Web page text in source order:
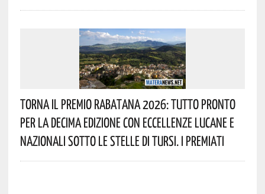
Torna Il Premio Rabatana 2026: Tutto Pronto
Per La Decima Edizione Con Eccellenze Lucane E
Nazionali Sotto Le Stelle Di Tursi. I Premiati